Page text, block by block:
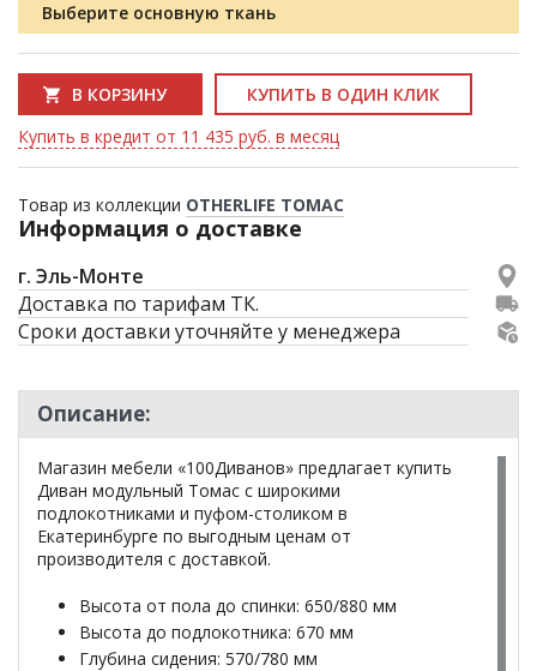
Выберите основную ткань
В КОРЗИНУ
КУПИТЬ В ОДИН КЛИК
Купить в кредит от 11 435 руб. в месяц
Товар из коллекции OTHERLIFE ТОМАС
Информация о доставке
г. Эль-Монте
Доставка по тарифам ТК.
Сроки доставки уточняйте у менеджера
Описание:
Магазин мебели «100Диванов» предлагает купить
Диван модульный Томас с широкими
подлокотниками и пуфом-столиком в
Екатеринбурге по выгодным ценам от
производителя с доставкой.
Высота от пола до спинки: 650/880 мм
Высота до подлокотника: 670 мм
Глубина сидения: 570/780 мм